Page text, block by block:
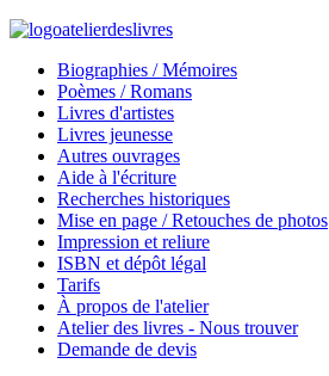
Biographies / Mémoires
Poèmes / Romans
Livres d'artistes
Livres jeunesse
Autres ouvrages
Aide à l'écriture
Recherches historiques
Mise en page / Retouches de photos
Impression et reliure
ISBN et dépôt légal
Tarifs
À propos de l'atelier
Atelier des livres - Nous trouver
Demande de devis